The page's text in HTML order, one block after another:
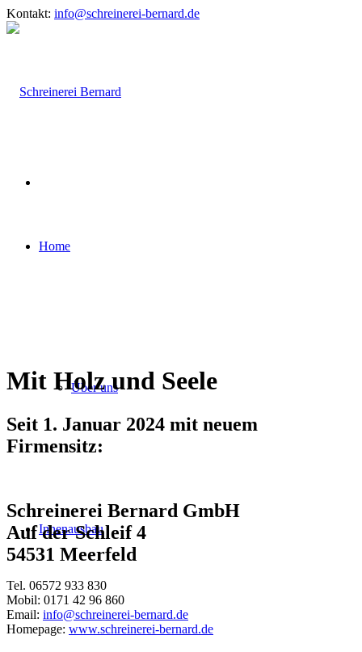
Kontakt: info@schreinerei-bernard.de
Home
Über uns
Innenausbau
Mit Holz und Seele
Seit 1. Januar 2024 mit neuem
Firmensitz:
Schreinerei Bernard GmbH
Auf der Schleif 4
54531 Meerfeld
Tel. 06572 933 830
Mobil: 0171 42 96 860
Email: info@schreinerei-bernard.de
Homepage: www.schreinerei-bernard.de